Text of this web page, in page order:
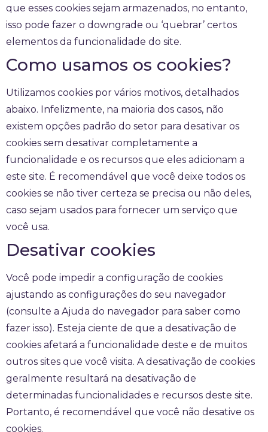
que esses cookies sejam armazenados, no entanto,
isso pode fazer o downgrade ou ‘quebrar’ certos
elementos da funcionalidade do site.
Como usamos os cookies?
Utilizamos cookies por vários motivos, detalhados
abaixo. Infelizmente, na maioria dos casos, não
existem opções padrão do setor para desativar os
cookies sem desativar completamente a
funcionalidade e os recursos que eles adicionam a
este site. É recomendável que você deixe todos os
cookies se não tiver certeza se precisa ou não deles,
caso sejam usados ​​para fornecer um serviço que
você usa.
Desativar cookies
Você pode impedir a configuração de cookies
ajustando as configurações do seu navegador
(consulte a Ajuda do navegador para saber como
fazer isso). Esteja ciente de que a desativação de
cookies afetará a funcionalidade deste e de muitos
outros sites que você visita. A desativação de cookies
geralmente resultará na desativação de
determinadas funcionalidades e recursos deste site.
Portanto, é recomendável que você não desative os
cookies.